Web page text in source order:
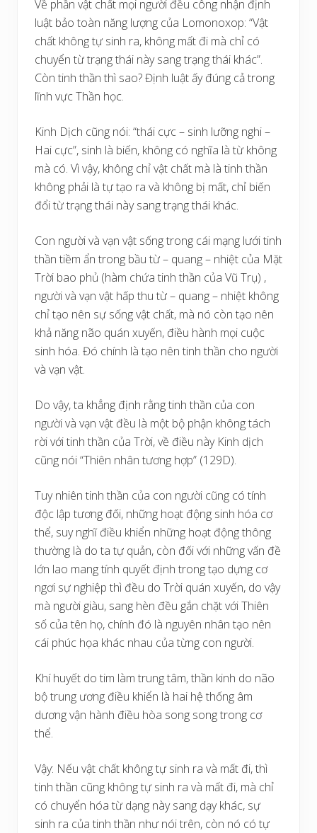
Về phần vật chất mọi người đều công nhận định
luật bảo toàn năng lượng của Lomonoxop: “Vật
chất không tự sinh ra, không mất đi mà chỉ có
chuyển từ trạng thái này sang trạng thái khác”.
Còn tinh thần thì sao? Định luật ấy đúng cả trong
lĩnh vực Thần học.
Kinh Dịch cũng nói: “thái cực – sinh lưỡng nghi –
Hai cực”, sinh là biến, không có nghĩa là từ không
mà có. Vì vậy, không chỉ vật chất mà là tinh thần
không phải là tự tạo ra và không bị mất, chỉ biến
đổi từ trạng thái này sang trạng thái khác.
Con người và vạn vật sống trong cái mạng lưới tinh
thần tiềm ẩn trong bầu từ – quang – nhiệt của Mặt
Trời bao phủ (hàm chứa tinh thần của Vũ Trụ) ,
người và vạn vật hấp thu từ – quang – nhiệt không
chỉ tạo nên sự sống vật chất, mà nó còn tạo nên
khả năng não quán xuyến, điều hành mọi cuộc
sinh hóa. Đó chính là tạo nên tinh thần cho người
và vạn vật.
Do vậy, ta khẳng định rằng tinh thần của con
người và vạn vật đều là một bộ phận không tách
rời với tinh thần của Trời, về điều này Kinh dịch
cũng nói “Thiên nhân tương hợp” (129D).
Tuy nhiên tinh thần của con người cũng có tính
độc lập tương đối, những hoạt động sinh hóa cơ
thể, suy nghĩ điều khiển những hoạt động thông
thường là do ta tự quản, còn đối với những vấn đề
lớn lao mang tính quyết định trong tạo dựng cơ
ngơi sự nghiệp thì đều do Trời quán xuyến, do vậy
mà người giàu, sang hèn đều gắn chặt với Thiên
số của tên họ, chính đó là nguyên nhân tạo nên
cái phúc họa khác nhau của từng con người.
Khí huyết do tim làm trung tâm, thần kinh do não
bộ trung ương điều khiển là hai hệ thống âm
dương vận hành điều hòa song song trong cơ
thể.
Vậy: Nếu vật chất không tự sinh ra và mất đi, thì
tinh thần cũng không tự sinh ra và mất đi, mà chỉ
có chuyển hóa từ dạng này sang dạy khác, sự
sinh ra của tinh thần như nói trên, còn nó có tự